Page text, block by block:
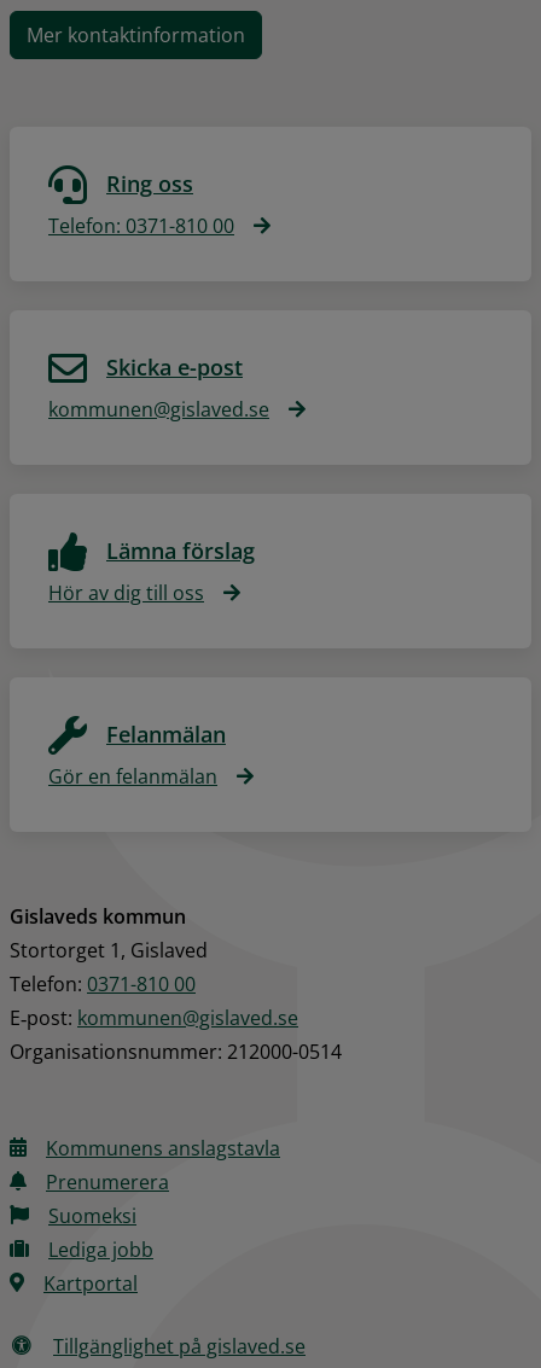
Mer kontaktinformation
Ring oss
Telefon: 0371-810 00
Skicka e-post
kommunen@gislaved.se
Lämna förslag
Hör av dig till oss
Felanmälan
Gör en felanmälan
Gislaveds kommun
Stortorget 1, Gislaved
Telefon: 0371-810 00
E‑post: kommunen@gislaved.se
Organisationsnummer: 212000-0514
Kommunens anslagstavla
Prenumerera
Suomeksi
Lediga jobb
Kartportal
Tillgänglighet på gislaved.se